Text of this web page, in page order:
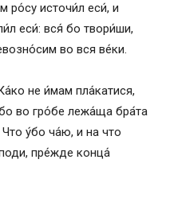
источи́л еси́, и
еси́: вся́ бо твори́ши,
во вся ве́ки.
не и́мам пла́катися,
во гро́бе лежа́ща бра́та
у́бо ча́ю, и на что
пре́жде конца́